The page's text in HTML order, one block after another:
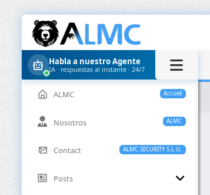
Habla a nuestro Agente
IA · respuestas al instante · 24/7
Accueil
ALMC
ALMC
Nosotros
ALMC SECURITY S.L.U.
Contact
Posts